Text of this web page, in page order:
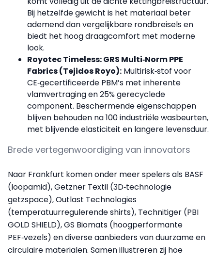
Bij hetzelfde gewicht is het materiaal beter
ademend dan vergelijkbare rondbreisels en
biedt het hoog draagcomfort met moderne
look.
Royotec Timeless: GRS Multi‑Norm PPE
Fabrics (Tejidos Royo): Multirisk‑stof voor
CE‑gecertificeerde PBM’s met inherente
vlamvertraging en 25% gerecyclede
component. Beschermende eigenschappen
blijven behouden na 100 industriële wasbeurten,
met blijvende elasticiteit en langere levensduur.
Brede vertegenwoordiging van innovators
Naar Frankfurt komen onder meer spelers als BASF
(loopamid), Getzner Textil (3D‑technologie
getzspace), Outlast Technologies
(temperatuurregulerende shirts), Technitiger (PBI
GOLD SHIELD), GS Biomats (hoogperformante
PEF‑vezels) en diverse aanbieders van duurzame en
circulaire materialen. Samen illustreren zij hoe